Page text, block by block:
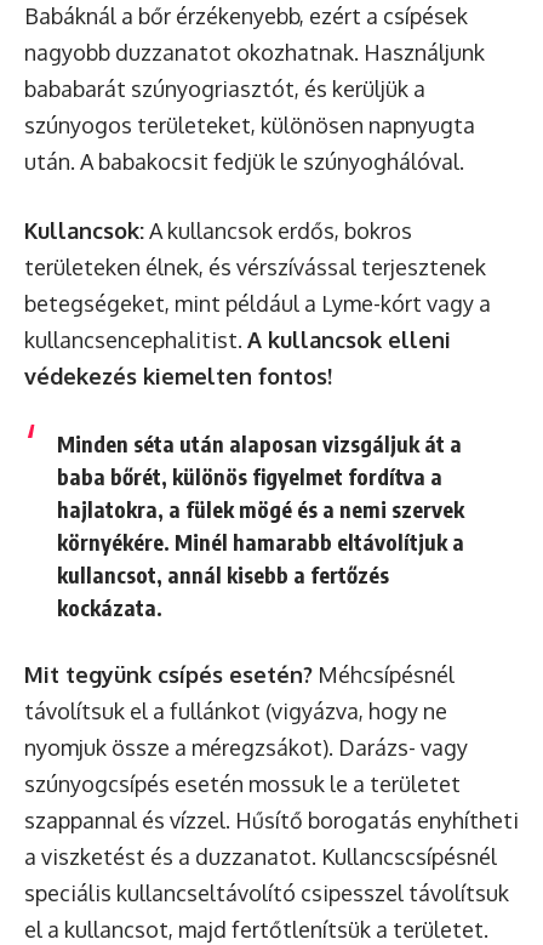
Babáknál a bőr érzékenyebb, ezért a csípések
nagyobb duzzanatot okozhatnak. Használjunk
bababarát szúnyogriasztót, és kerüljük a
szúnyogos területeket, különösen napnyugta
után. A babakocsit fedjük le szúnyoghálóval.
Kullancsok:A kullancsok erdős, bokros
területeken élnek, és vérszívással terjesztenek
betegségeket, mint például a Lyme-kórt vagy a
kullancsencephalitist. A kullancsok elleni
védekezés kiemelten fontos!
Minden séta után alaposan vizsgáljuk át a
baba bőrét, különös figyelmet fordítva a
hajlatokra, a fülek mögé és a nemi szervek
környékére. Minél hamarabb eltávolítjuk a
kullancsot, annál kisebb a fertőzés
kockázata.
Mit tegyünk csípés esetén? Méhcsípésnél
távolítsuk el a fullánkot (vigyázva, hogy ne
nyomjuk össze a méregzsákot). Darázs- vagy
szúnyogcsípés esetén mossuk le a területet
szappannal és vízzel. Hűsítő borogatás enyhítheti
a viszketést és a duzzanatot. Kullancscsípésnél
speciális kullancseltávolító csipesszel távolítsuk
el a kullancsot, majd fertőtlenítsük a területet.